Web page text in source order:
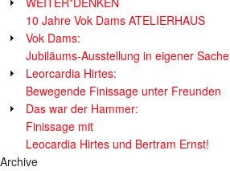
10 Jahre Vok Dams ATELIERHAUS
Vok Dams:
Jubiläums-Ausstellung in eigener Sache
Leorcardia Hirtes:
Bewegende Finissage unter Freunden
Das war der Hammer:
Finissage mit
Leocardia Hirtes und Bertram Ernst!
Archive